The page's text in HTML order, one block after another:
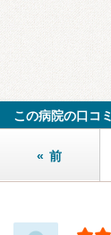
この病院の口コミ
« 前